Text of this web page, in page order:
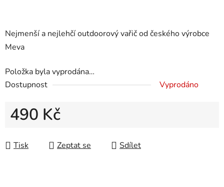
Nejmenší a nejlehčí outdoorový vařič od českého výrobce
Meva
Položka byla vyprodána…
Dostupnost
Vyprodáno
490 Kč
Tisk
Zeptat se Sdílet